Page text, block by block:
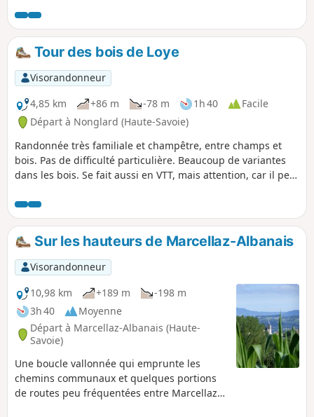
saison printanière et automnale, mais prévoir suffisamment
d'eau en été. Les traversées de hameaux montrent de
fermes joliment rénovées, bien fleuries et aménagées.
Tour des bois de Loye
Visorandonneur
4,85 km
+86 m -78 m 1h 40
Facile
Départ à Nonglard (Haute-Savoie)
Randonnée très familiale et champêtre, entre champs et
bois. Pas de difficulté particulière. Beaucoup de variantes
dans les bois. Se fait aussi en VTT, mais attention, car il peut
d'Âge, sur la Mandallaz et la Montagne du Gros Foug qui
nous sépare de la vallée du Rhône.
Sur les hauteurs de Marcellaz-Albanais
Visorandonneur
10,98 km
+189 m
-198 m
3h 40
Moyenne
Départ à Marcellaz-Albanais (Haute-
Savoie)
Une boucle vallonnée qui emprunte les
chemins communaux et quelques portions
de routes peu fréquentées entre Marcellaz-